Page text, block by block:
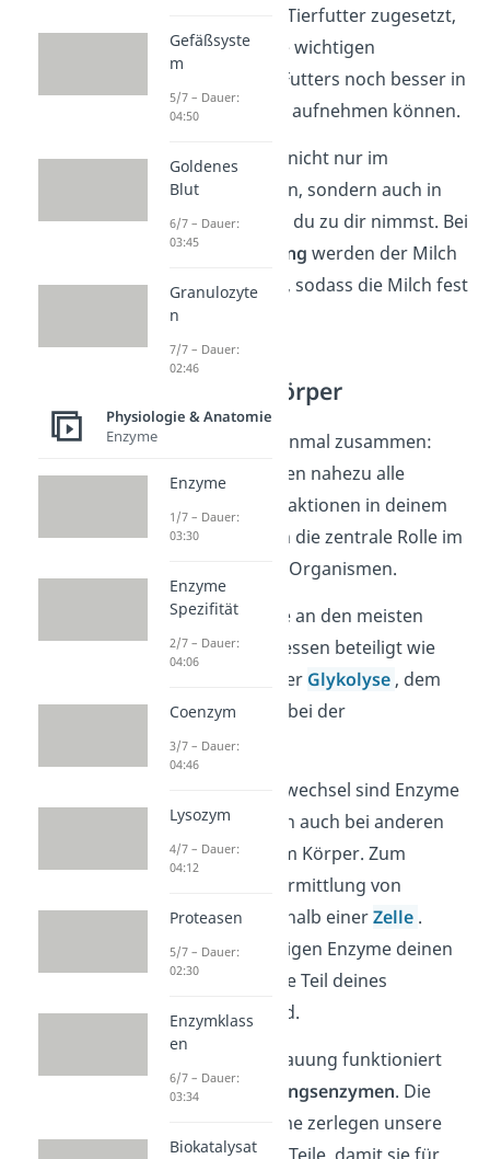
werden dort dem Tierfutter zugesetzt,
damit die Tiere die wichtigen
Inhaltsstoffe des Futters noch besser in
ihren Organismus aufnehmen können.
Enzyme sind aber nicht nur im
Tierfutter zu finden, sondern auch in
Lebensmitteln, die du zu dir nimmst. Bei
Käseherstellung werden der Milch
Enzyme zugesetzt, sodass die Milch fest
wird.
Enzyme im Körper
Fassen wir noch einmal zusammen:
Enzyme katalysieren nahezu alle
biochemischen Reaktionen in deinem
Körper. Sie spielen die zentrale Rolle im
Stoffwechsel aller Organismen.
Deswegen sind sie an den meisten
Stoffwechselprozessen beteiligt wie
zum Beispiel bei der Glykolyse , dem
Citratzyklus
oder bei der
Photosynthese
Nicht nur im Stoffwechsel sind Enzyme
essenziell, sondern auch bei anderen
Abläufen in deinem Körper. Zum
Beispiel bei der Vermittlung von
Information innerhalb einerZelle .
Außerdem verteidigen Enzyme deinen
Organismus, da sie Teil deines
Immunsystem sind.
Auch unsere Verdauung funktioniert
nur dank
Verdauungsenzymen. Die
Verdauungsenzyme zerlegen unsere
Gefäßsyste
m
5/7 – Dauer:
04:50
Goldenes
Blut
6/7 – Dauer:
03:45
Granulozyte
n
7/7 – Dauer:
02:46
Physiologie & Anatomie
Enzyme
Enzyme
1/7 – Dauer:
03:30
Enzyme
Spezifität
2/7 – Dauer:
04:06
Coenzym
3/7 – Dauer:
04:46
Lysozym
4/7 – Dauer:
04:12
Proteasen
5/7 – Dauer:
02:30
Enzymklass
en
6/7 – Dauer:
03:34
Biokatalysat